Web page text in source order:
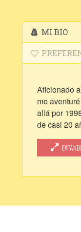
MI BIO
Aficionado
me
allá por
de casi 20
separé y